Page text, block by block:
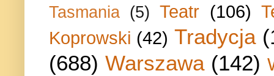
Tasmania (5) Teatr (106)
Koprowski (42) Tradycja
(688) Warszawa (142)